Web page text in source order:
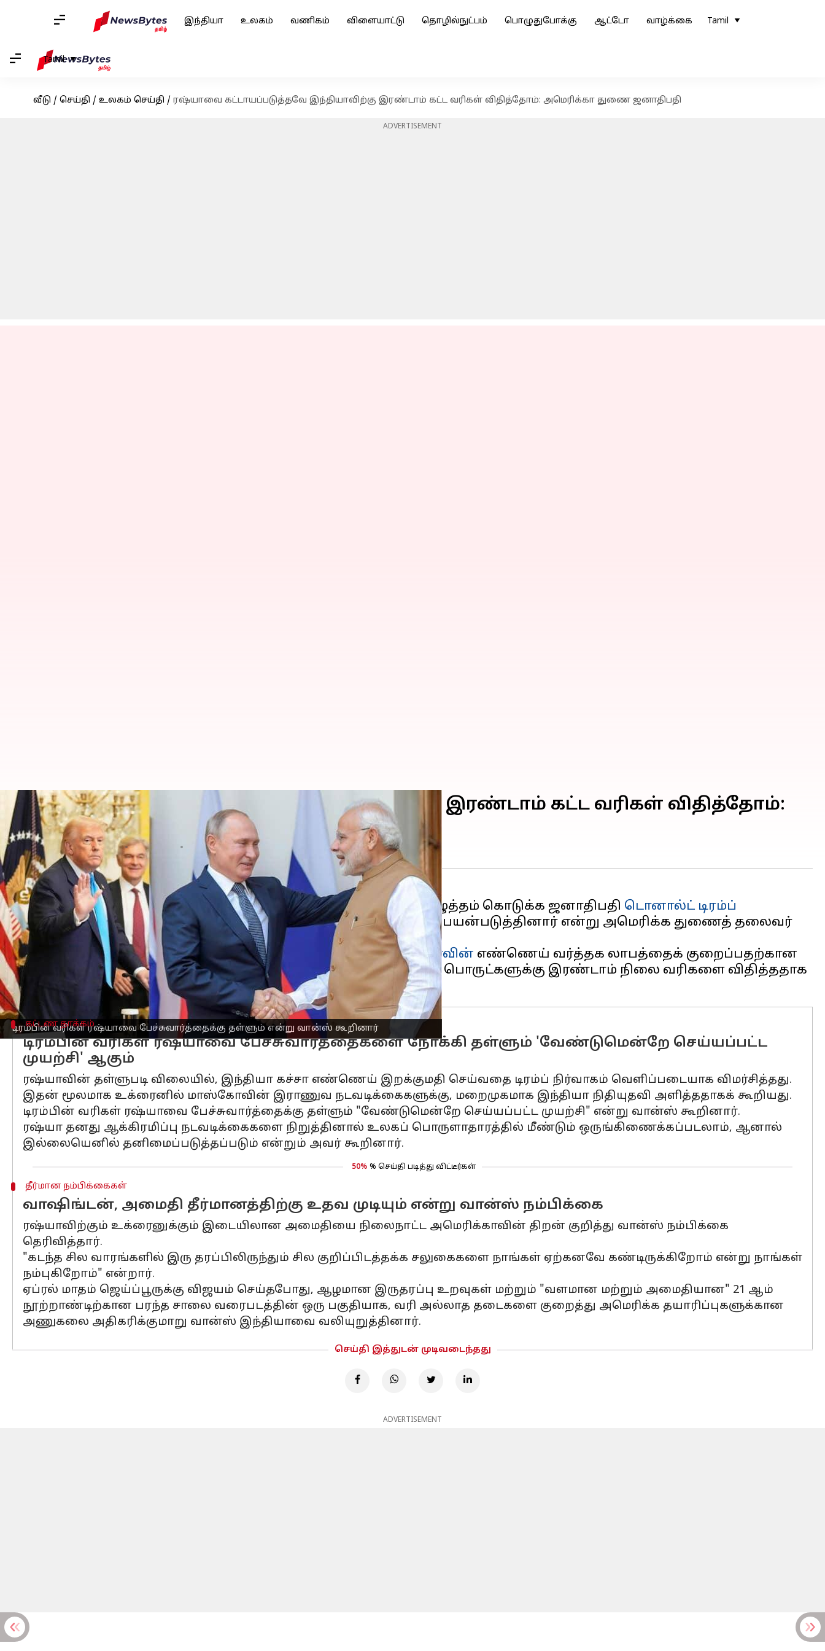
இந்தியா உலகம் வணிகம் விளையாட்டு தொழில்நுட்பம் பொழுதுபோக்கு ஆட்டோ வாழ்க்கை Tamil
Tamil
வீடு / செய்தி / உலகம் செய்தி / ரஷ்யாவை கட்டாயப்படுத்தவே இந்தியாவிற்கு இரண்டாம் கட்ட வரிகள் விதித்தோம்: அமெரிக்கா துணை ஜனாதிபதி
ADVERTISEMENT
டிரம்பின் வரிகள் ரஷ்யாவை பேச்சுவார்த்தைக்கு தள்ளும் என்று வான்ஸ் கூறினார்
ரஷ்யாவை கட்டாயப்படுத்தவே இந்தியாவிற்கு இரண்டாம் கட்ட வரிகள் விதித்தோம்:
அமெரிக்கா துணை ஜனாதிபதி
எழுதியவர் Venkatalakshmi V Aug 25, 2025 11:03 am
செய்தி முன்னோட்டம்
உக்ரைனுடனான போரை முடிவுக்குக் கொண்டுவரரஷ்யாவிற்கு அழுத்தம் கொடுக்க ஜனாதிபதி டொனால்ட் டிரம்ப்
இந்தியாவிற்கு எதிராக "ஆக்கிரமிப்பு பொருளாதார செல்வாக்கை" பயன்படுத்தினார் என்று அமெரிக்க துணைத் தலைவர்
என்.பி.சி நியூஸின் மீட் தி பிரஸ்ஸுக்கு அளித்த பேட்டியில்,மாஸ்கோவின் எண்ணெய் வர்த்தக லாபத்தைக் குறைப்பதற்கான
ஒரு மூலோபாயத்தின் ஒரு பகுதியாக டிரம்பின் நிர்வாகம் இந்தியப் பொருட்களுக்கு இரண்டாம் நிலை வரிகளை விதித்ததாக
கட்டண தாக்கம்
டிரம்பின் வரிகள் ரஷ்யாவை பேச்சுவார்த்தைகளை நோக்கி தள்ளும் 'வேண்டுமென்றே செய்யப்பட்ட
முயற்சி' ஆகும்
ரஷ்யாவின் தள்ளுபடி விலையில், இந்தியா கச்சா எண்ணெய் இறக்குமதி செய்வதை டிரம்ப் நிர்வாகம் வெளிப்படையாக விமர்சித்தது.
இதன் மூலமாக உக்ரைனில் மாஸ்கோவின் இராணுவ நடவடிக்கைகளுக்கு, மறைமுகமாக இந்தியா நிதியுதவி அளித்ததாகக் கூறியது.
டிரம்பின் வரிகள் ரஷ்யாவை பேச்சுவார்த்தைக்கு தள்ளும் "வேண்டுமென்றே செய்யப்பட்ட முயற்சி" என்று வான்ஸ் கூறினார்.
ரஷ்யா தனது ஆக்கிரமிப்பு நடவடிக்கைகளை நிறுத்தினால் உலகப் பொருளாதாரத்தில் மீண்டும் ஒருங்கிணைக்கப்படலாம், ஆனால்
இல்லையெனில் தனிமைப்படுத்தப்படும் என்றும் அவர் கூறினார்.
50% % செய்தி படித்து விட்டீர்கள்
தீர்மான நம்பிக்கைகள்
வாஷிங்டன், அமைதி தீர்மானத்திற்கு உதவ முடியும் என்று வான்ஸ் நம்பிக்கை
ரஷ்யாவிற்கும் உக்ரைனுக்கும் இடையிலான அமைதியை நிலைநாட்ட அமெரிக்காவின் திறன் குறித்து வான்ஸ் நம்பிக்கை
தெரிவித்தார்.
"கடந்த சில வாரங்களில் இரு தரப்பிலிருந்தும் சில குறிப்பிடத்தக்க சலுகைகளை நாங்கள் ஏற்கனவே கண்டிருக்கிறோம் என்று நாங்கள்
நம்புகிறோம்" என்றார்.
ஏப்ரல் மாதம் ஜெய்ப்பூருக்கு விஜயம் செய்தபோது, ​​ஆழமான இருதரப்பு உறவுகள் மற்றும் "வளமான மற்றும் அமைதியான" 21 ஆம்
நூற்றாண்டிற்கான பரந்த சாலை வரைபடத்தின் ஒரு பகுதியாக, வரி அல்லாத தடைகளை குறைத்து அமெரிக்க தயாரிப்புகளுக்கான
அணுகலை அதிகரிக்குமாறு வான்ஸ் இந்தியாவை வலியுறுத்தினார்.
செய்தி இத்துடன் முடிவடைந்தது
ADVERTISEMENT